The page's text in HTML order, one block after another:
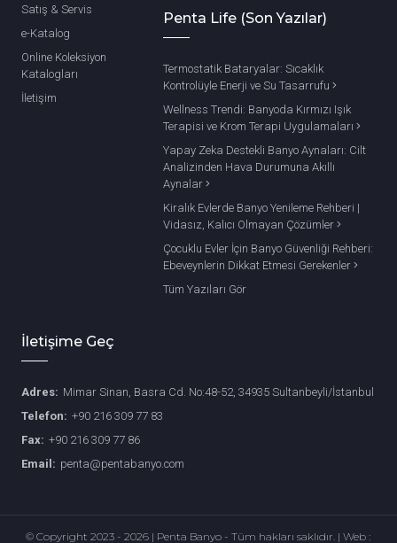
Satış & Servis
e-Katalog
Online Koleksiyon
Katalogları
İletişim
Penta Life (Son Yazılar)
Termostatik Bataryalar: Sıcaklık
Kontrolüyle Enerji ve Su Tasarrufu
Wellness Trendi: Banyoda Kırmızı Işık
Terapisi ve Krom Terapi Uygulamaları
Yapay Zeka Destekli Banyo Aynaları: Cilt
Analizinden Hava Durumuna Akıllı
Aynalar
Kiralık Evlerde Banyo Yenileme Rehberi |
Vidasız, Kalıcı Olmayan Çözümler
Çocuklu Evler İçin Banyo Güvenliği Rehberi:
Ebeveynlerin Dikkat Etmesi Gerekenler
Tüm Yazıları Gör
İletişime Geç
Adres: Mimar Sinan, Basra Cd. No:48-52, 34935 Sultanbeyli/İstanbul
Telefon: +90 216 309 77 83
Fax: +90 216 309 77 86
Email: penta@pentabanyo.com
© Copyright 2023 - 2026 | Penta Banyo - Tüm hakları saklıdır. | Web :